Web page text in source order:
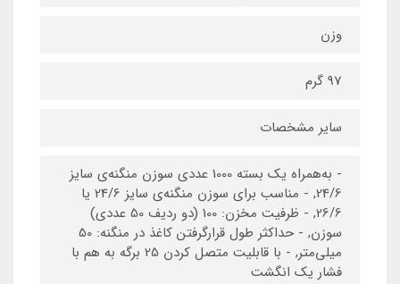
وزن
97 گرم
سایر مشخصات
- به‌همراه یک بسته 1000 عددی سوزن منگنه‌ی سایز
24/6, - مناسب برای سوزن منگنه‌ی سایز 24/6 یا
26/6, - ظرفیت مخزن: 100 (دو ردیف 50 عددی)
سوزن, - حداکثر طول قرارگرفتن کاغذ در منگنه: 50
میلی‌متر, - با قابلیت متصل کردن 25 برگه به هم با
فشار یک انگشت